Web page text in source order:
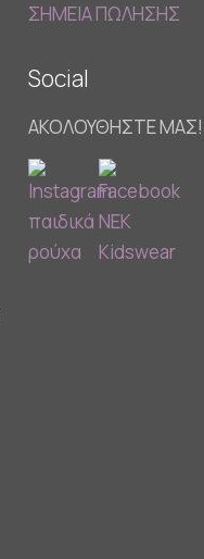
ΣΗΜΕΙΑ ΠΩΛΗΣΗΣ
Social
ΑΚΟΛΟΥΘΗΣΤΕ ΜΑΣ!